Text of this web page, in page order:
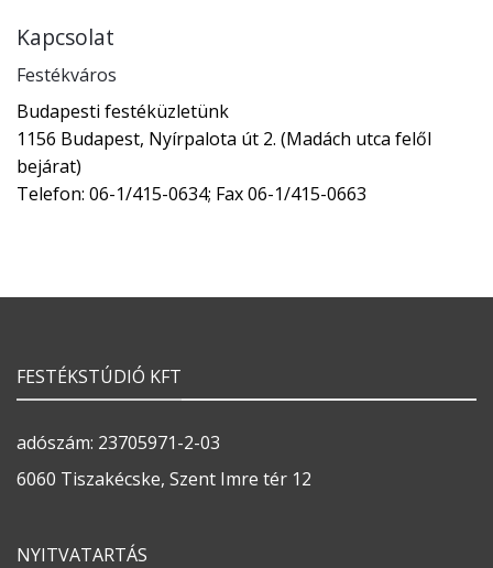
Kapcsolat
Festékváros
Budapesti festéküzletünk
1156 Budapest, Nyírpalota út 2. (Madách utca felől
bejárat)
Telefon: 06-1/415-0634; Fax 06-1/415-0663
FESTÉKSTÚDIÓ KFT
adószám: 23705971-2-03
6060 Tiszakécske, Szent Imre tér 12
NYITVATARTÁS